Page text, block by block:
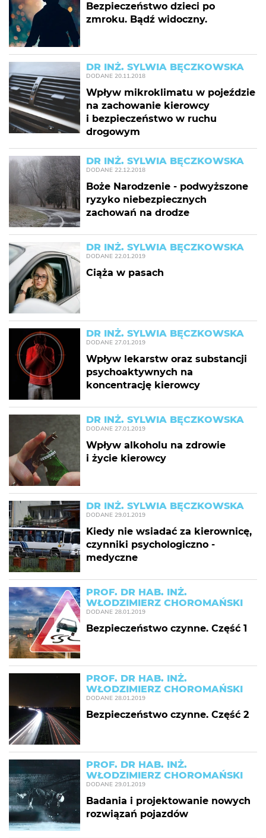
Bezpieczeństwo dzieci po
zmroku. Bądź widoczny.
DR INŻ. SYLWIA BĘCZKOWSKA
DODANE 20.11.2018
Wpływ mikroklimatu w pojeździe
na zachowanie kierowcy
i bezpieczeństwo w ruchu
drogowym
DR INŻ. SYLWIA BĘCZKOWSKA
DODANE 22.12.2018
Boże Narodzenie - podwyższone
ryzyko niebezpiecznych
zachowań na drodze
DR INŻ. SYLWIA BĘCZKOWSKA
DODANE 22.01.2019
Ciąża w pasach
DR INŻ. SYLWIA BĘCZKOWSKA
DODANE 27.01.2019
Wpływ lekarstw oraz substancji
psychoaktywnych na
koncentrację kierowcy
DR INŻ. SYLWIA BĘCZKOWSKA
DODANE 27.01.2019
Wpływ alkoholu na zdrowie
i życie kierowcy
DR INŻ. SYLWIA BĘCZKOWSKA
DODANE 29.01.2019
Kiedy nie wsiadać za kierownicę,
czynniki psychologiczno -
medyczne
PROF. DR HAB. INŻ.
WŁODZIMIERZ CHOROMAŃSKI
DODANE 28.01.2019
Bezpieczeństwo czynne. Część 1
PROF. DR HAB. INŻ.
WŁODZIMIERZ CHOROMAŃSKI
DODANE 28.01.2019
Bezpieczeństwo czynne. Część 2
PROF. DR HAB. INŻ.
WŁODZIMIERZ CHOROMAŃSKI
DODANE 29.01.2019
Badania i projektowanie nowych
rozwiązań pojazdów